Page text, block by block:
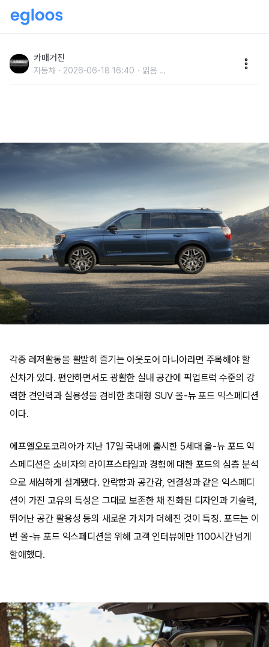
드 익스페디션
카매거진
자동차 2026-06-18 16:40 읽음 ...
각종 레저활동을 활발히 즐기는 아웃도어 마니아라면 주목해야 할
신차가 있다. 편안하면서도 광활한 실내 공간에 픽업트럭 수준의 강
력한 견인력과 실용성을 겸비한 초대형 SUV 올-뉴 포드 익스페디션
이다.
에프엘오토코리아가 지난 17일 국내에 출시한 5세대 올-뉴 포드 익
스페디션은 소비자의 라이프스타일과 경험에 대한 포드의 심층 분석
으로 세심하게 설계됐다. 안락함과 공간감, 연결성과 같은 익스페디
션이 가진 고유의 특성은 그대로 보존한 채 진화된 디자인과 기술력,
뛰어난 공간 활용성 등의 새로운 가치가 더해진 것이 특징. 포드는 이
번 올-뉴 포드 익스페디션을 위해 고객 인터뷰에만 1100시간 넘게
할애했다.